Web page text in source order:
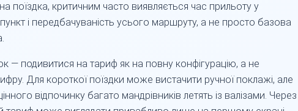
поїздка, критичним часто виявляється час прильоту у
і передбачуваність усього маршруту, а не просто базова
— подивитися на тариф як на повну конфігурацію, а не
Для короткої поїздки може вистачити ручної поклажі, але
відпочинку багато мандрівників летять із валізами. Через